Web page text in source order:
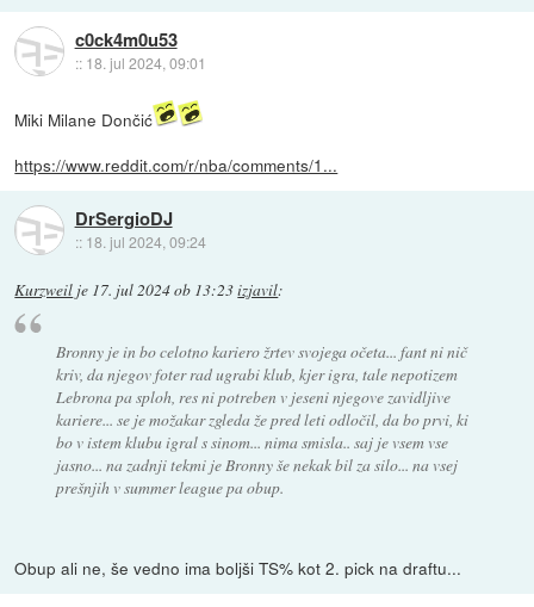
c0ck4m0u53
:: 18. jul 2024, 09:01
Miki Milane Dončić
https://www.reddit.com/r/nba/comments/1...
DrSergioDJ
:: 18. jul 2024, 09:24
Kurzweil je 17. jul 2024 ob 13:23izjavil:
Bronny je in bo celotno kariero žrtev svojega očeta... fant ni nič
kriv, da njegov foter rad ugrabi klub, kjer igra, tale nepotizem
Lebrona pa sploh, res ni potreben v jeseni njegove zavidljive
kariere... se je možakar zgleda že pred leti odločil, da bo prvi, ki
bo v istem klubu igral s sinom... nima smisla.. saj je vsem vse
jasno... na zadnji tekmi je Bronny še nekak bil za silo... na vsej
prešnjih v summer league pa obup.
Obup ali ne, še vedno ima boljši TS% kot 2. pick na draftu...